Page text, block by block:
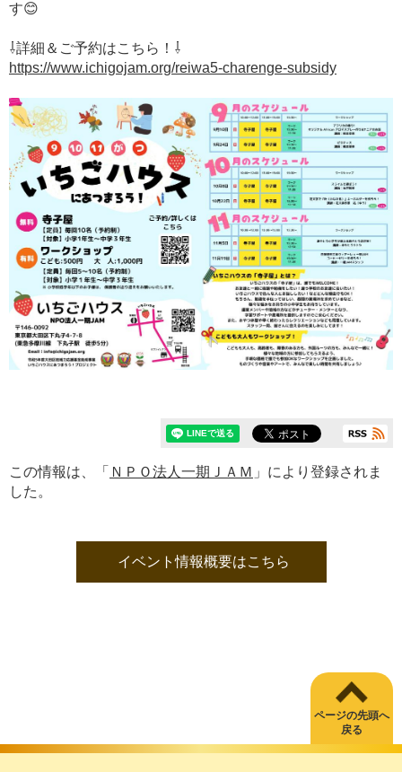
す😊
⇩詳細＆ご予約はこちら！⇩
https://www.ichigojam.org/reiwa5-charenge-subsidy
この情報は、「 ＮＰＯ法人一期ＪＡＭ 」により登録されま
した。
イベント情報概要はこちら
ページの先頭へ
戻る